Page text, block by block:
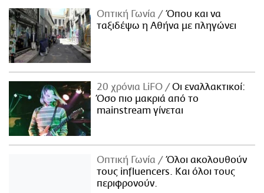
Οπτική Γωνία
Όπου και να
ταξιδέψω η Αθήνα με πληγώνει
20 χρόνια LiFO
Οι εναλλακτικοί:
Όσο πιο μακριά από το
mainstream γίνεται
Οπτική Γωνία
Όλοι ακολουθούν
τους influencers. Και όλοι τους
περιφρονούν.